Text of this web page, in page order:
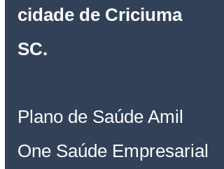
cidade de Criciuma
SC.
Plano de Saúde Amil
One Saúde Empresarial